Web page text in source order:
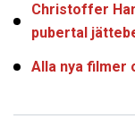
Christoffer
pubertal
Alla nya filmer